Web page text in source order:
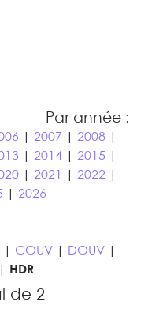
Par année :
2007 2008|
| 2014| 2015|
| 2021 2022|
| 2026
COUV DOUV
HDR
de 2